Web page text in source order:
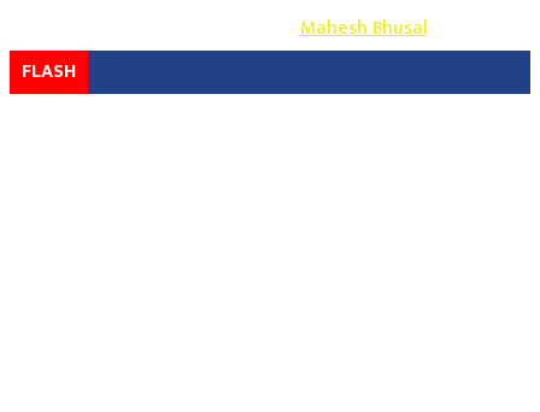
Design & Develop By-Mahesh Bhusal
FLASH